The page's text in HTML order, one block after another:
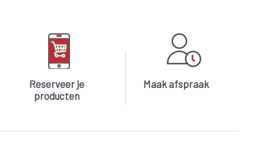
Reserveer je
producten
Maak afspraak